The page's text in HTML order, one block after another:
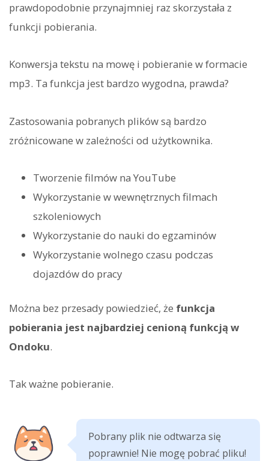
prawdopodobnie przynajmniej raz skorzystała z
funkcji pobierania.
Konwersja tekstu na mowę i pobieranie w formacie
mp3. Ta funkcja jest bardzo wygodna, prawda?
Zastosowania pobranych plików są bardzo
zróżnicowane w zależności od użytkownika.
Tworzenie filmów na YouTube
Wykorzystanie w wewnętrznych filmach
szkoleniowych
Wykorzystanie do nauki do egzaminów
Wykorzystanie wolnego czasu podczas
dojazdów do pracy
Można bez przesady powiedzieć, że funkcja
pobierania jest najbardziej cenioną funkcją w
Ondoku.
Tak ważne pobieranie.
Pobrany plik nie odtwarza się
poprawnie! Nie mogę pobrać pliku!